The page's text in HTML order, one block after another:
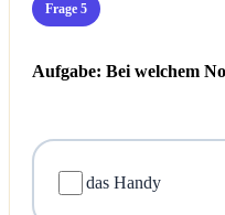
Frage 5
Aufgabe: Bei welchem
das Handy